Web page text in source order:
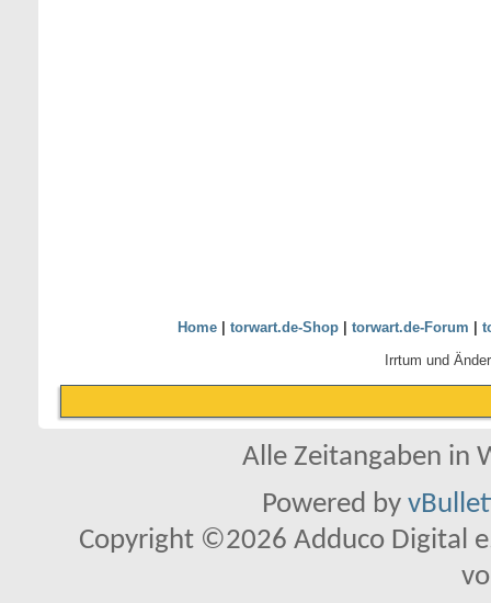
Home| torwart.de-Shop| torwart.de-Forum
Irrtum und
Alle Zeitangaben in
Powered by
Copyright ©2026 Adduco Digital